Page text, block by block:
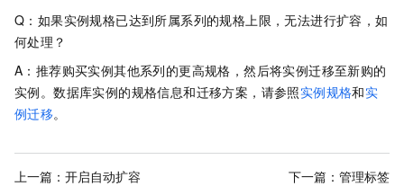
Q：如果实例规格已达到所属系列的规格上限，无法进行扩容，如
何处理？
A：推荐购买实例其他系列的更高规格，然后将实例迁移至新购的
实例。数据库实例的规格信息和迁移方案，请参照实例规格和实
例迁移。
上一篇： 开启自动扩容 下一篇： 管理标签